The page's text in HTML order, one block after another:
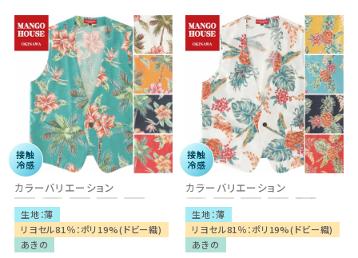
カラーバリエーション
生地：薄
リヨセル81％：ポリ19%(ドビー織)
あきの
接触
冷感
カラーバリエーション
生地：薄
リヨセル81％：ポリ19%(ドビー織)
あきの
接触
冷感